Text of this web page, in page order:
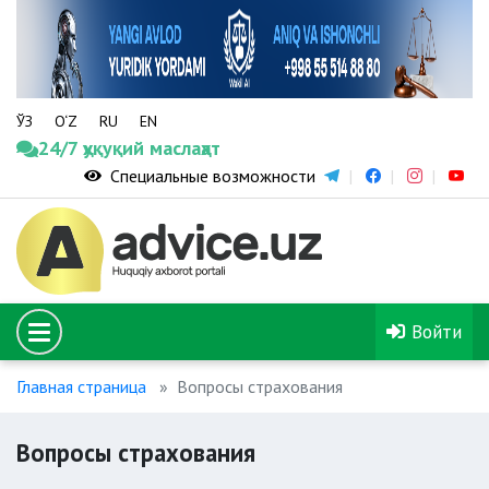
ЎЗ O‘Z RU EN
24/7 ҳуқуқий маслаҳат
Специальные возможности
Войти
Главная страница Вопросы страхования
Вопросы страхования